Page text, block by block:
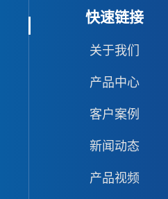
快速链接
关于我们
产品中心
客户案例
新闻动态
产品视频